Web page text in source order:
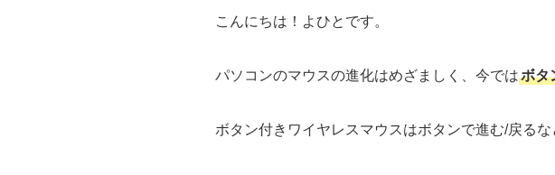
こんにちは！よひとです。
パソコンのマウスの進化はめざましく、今ではボタ
ボタン付きワイヤレスマウスはボタンで進む/戻る